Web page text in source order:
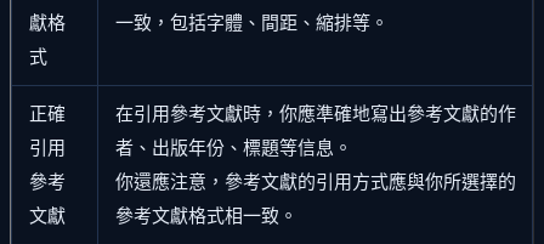
獻格
式
一致，包括字體、間距、縮排等。
正確
引用
參考
文獻
在引用參考文獻時，你應準確地寫出參考文獻的作
者、出版年份、標題等信息。
你還應注意，參考文獻的引用方式應與你所選擇的
參考文獻格式相一致。